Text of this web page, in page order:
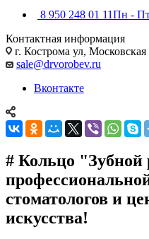
8 950 248 01 11Пн - Пт
Контактная информация
г. Кострома ул,
sale@drvorobev.ru
Вконтакте
# Кольцо
стоматологов и
искусства!